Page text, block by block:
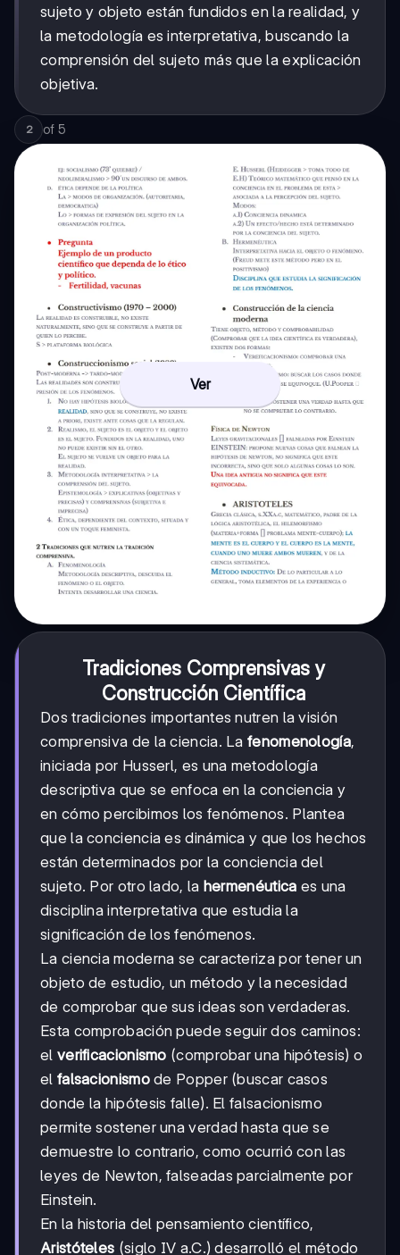
sujeto y objeto están fundidos en la realidad, y
la metodología es interpretativa, buscando la
comprensión del sujeto más que la explicación
objetiva.
2 of 5
Ver
Tradiciones Comprensivas y
Construcción Científica
Dos tradiciones importantes nutren la visión
comprensiva de la ciencia. Lafenomenología,
iniciada por Husserl, es una metodología
descriptiva que se enfoca en la conciencia y
en cómo percibimos los fenómenos. Plantea
que la conciencia es dinámica y que los hechos
están determinados por la conciencia del
sujeto. Por otro lado, la hermenéutica es una
disciplina interpretativa que estudia la
significación de los fenómenos.
La ciencia moderna se caracteriza por tener un
objeto de estudio, un método y la necesidad
de comprobar que sus ideas son verdaderas.
Esta comprobación puede seguir dos caminos:
el verificacionismo (comprobar una hipótesis) o
el falsacionismode Popper (buscar casos
donde la hipótesis falle). El falsacionismo
permite sostener una verdad hasta que se
demuestre lo contrario, como ocurrió con las
leyes de Newton, falseadas parcialmente por
Einstein.
En la historia del pensamiento científico,
Aristóteles (siglo IV a.C.) desarrolló el método